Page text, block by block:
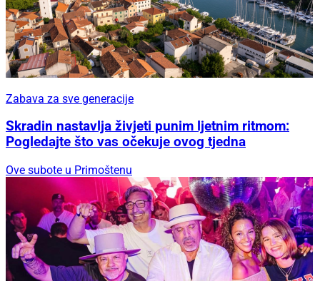
Zabava za sve generacije
Skradin nastavlja živjeti punim ljetnim ritmom:
Pogledajte što vas očekuje ovog tjedna
Ove subote u Primoštenu